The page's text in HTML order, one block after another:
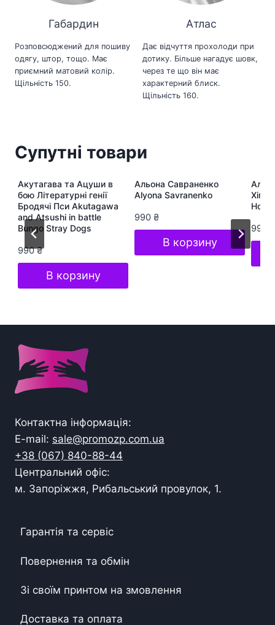
Габардин
Розповсюджений для пошиву
одягу, штор, тощо. Має
приємний матовий колір.
Щільність 150.
Атлас
Дає відчуття прохолоди при
дотику. Більше нагадує шовк,
через те що він має
характерний блиск.
Щільність 160.
Супутні товари
Акутагава та Ацуши в
бою Літературні генії
Бродячі Пси Akutagawa
and Atsushi in battle
Bungo Stray Dogs
990₴
В корзину
Альона Савраненко
Alyona Savranenko
990 ₴
В корзину
Хіп-
Hop
990
Контактна інформація:
E-mail: sale@promozp.com.ua
+38 (067) 840-88-44
Центральний офіс:
м. Запоріжжя, Рибальський провулок, 1.
Гарантія та сервіс
Повернення та обмін
Зі своїм принтом на змовлення
Доставка та оплата